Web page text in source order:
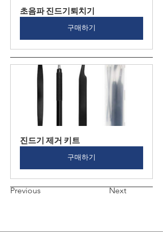
Previous Next
초음파 진드기퇴치기
구매하기
진드기 제거 키트
구매하기